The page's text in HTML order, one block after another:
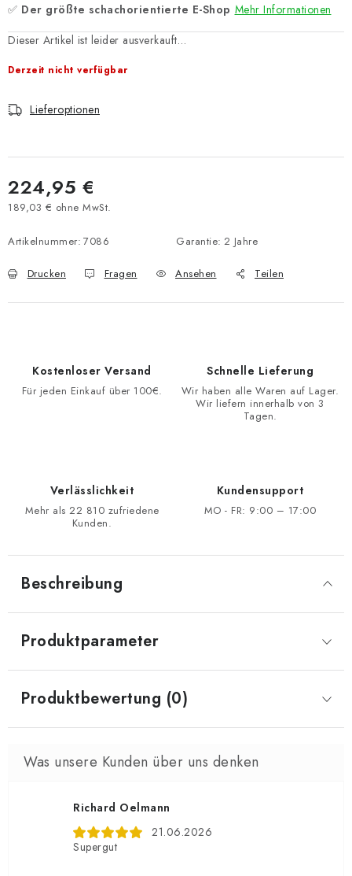
✅ Der größte schachorientierte E-Shop Mehr Informationen
Dieser Artikel ist leider ausverkauft…
Derzeit nicht verfügbar
Lieferoptionen
224,95 €
189,03 € ohne MwSt.
Artikelnummer: 7086 Garantie: 2 Jahre
Drucken Fragen Ansehen Teilen
Kostenloser Versand
Für jeden Einkauf über 100€.
Schnelle Lieferung
Wir haben alle Waren auf Lager.
Wir liefern innerhalb von 3
Tagen.
Verlässlichkeit
Mehr als 22 810 zufriedene
Kunden.
Kundensupport
MO - FR: 9:00 – 17:00
Beschreibung
Produktparameter
Produktbewertung (0)
Richard Oelmann
21.06.2026
Supergut